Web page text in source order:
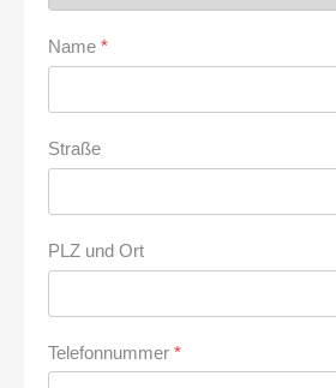
Name *
Straße
PLZ und Ort
Telefonnummer *